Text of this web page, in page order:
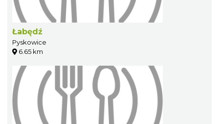
Łabędź
Pyskowice
6.65 km